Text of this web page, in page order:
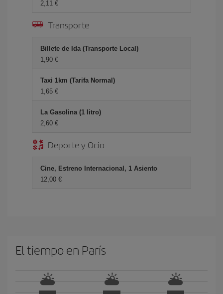
2,11 €
Transporte
Billete de Ida (Transporte Local)
1,90 €
Taxi 1km (Tarifa Normal)
1,65 €
La Gasolina (1 litro)
2,60 €
Deporte y Ocio
Cine, Estreno Internacional, 1 Asiento
12,00 €
El tiempo en París